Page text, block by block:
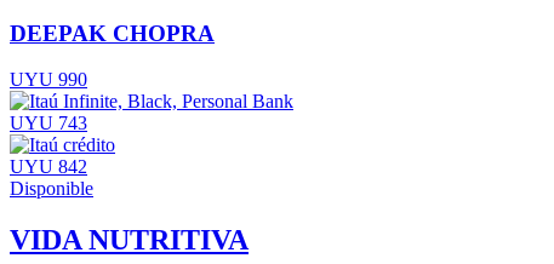
DEEPAK CHOPRA
UYU 990
UYU 743
UYU 842
Disponible
VIDA NUTRITIVA